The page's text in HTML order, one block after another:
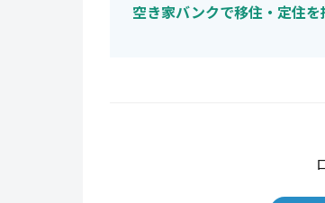
空き家バンクで移住・定住